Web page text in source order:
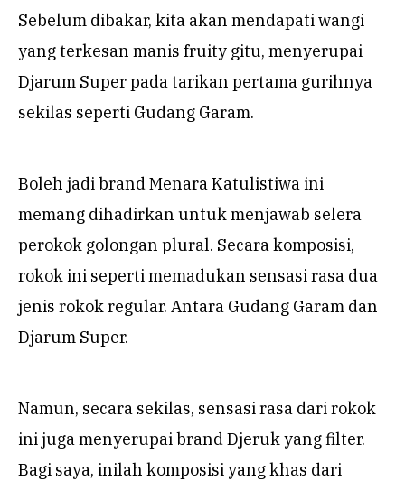
Sebelum dibakar, kita akan mendapati wangi
yang terkesan manis fruity gitu, menyerupai
Djarum Super pada tarikan pertama gurihnya
sekilas seperti Gudang Garam.
Boleh jadi brand Menara Katulistiwa ini
memang dihadirkan untuk menjawab selera
perokok golongan plural. Secara komposisi,
rokok ini seperti memadukan sensasi rasa dua
jenis rokok regular. Antara Gudang Garam dan
Djarum Super.
Namun, secara sekilas, sensasi rasa dari rokok
ini juga menyerupai brand Djeruk yang filter.
Bagi saya, inilah komposisi yang khas dari